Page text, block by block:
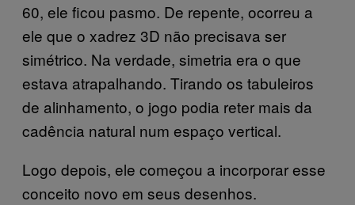
60, ele ficou pasmo. De repente, ocorreu a
ele que o xadrez 3D não precisava ser
simétrico. Na verdade, simetria era o que
estava atrapalhando. Tirando os tabuleiros
de alinhamento, o jogo podia reter mais da
cadência natural num espaço vertical.
Logo depois, ele começou a incorporar esse
conceito novo em seus desenhos.